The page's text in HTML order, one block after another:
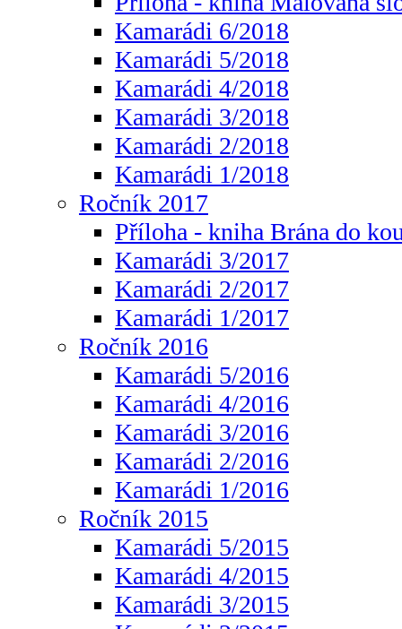
Kamarádi 6/2018
Kamarádi 5/2018
Kamarádi 4/2018
Kamarádi 3/2018
Kamarádi 2/2018
Kamarádi 1/2018
Ročník 2017
Příloha - kniha Brána do
Kamarádi 3/2017
Kamarádi 2/2017
Kamarádi 1/2017
Ročník 2016
Kamarádi 5/2016
Kamarádi 4/2016
Kamarádi 3/2016
Kamarádi 2/2016
Kamarádi 1/2016
Ročník 2015
Kamarádi 5/2015
Kamarádi 4/2015
Kamarádi 3/2015